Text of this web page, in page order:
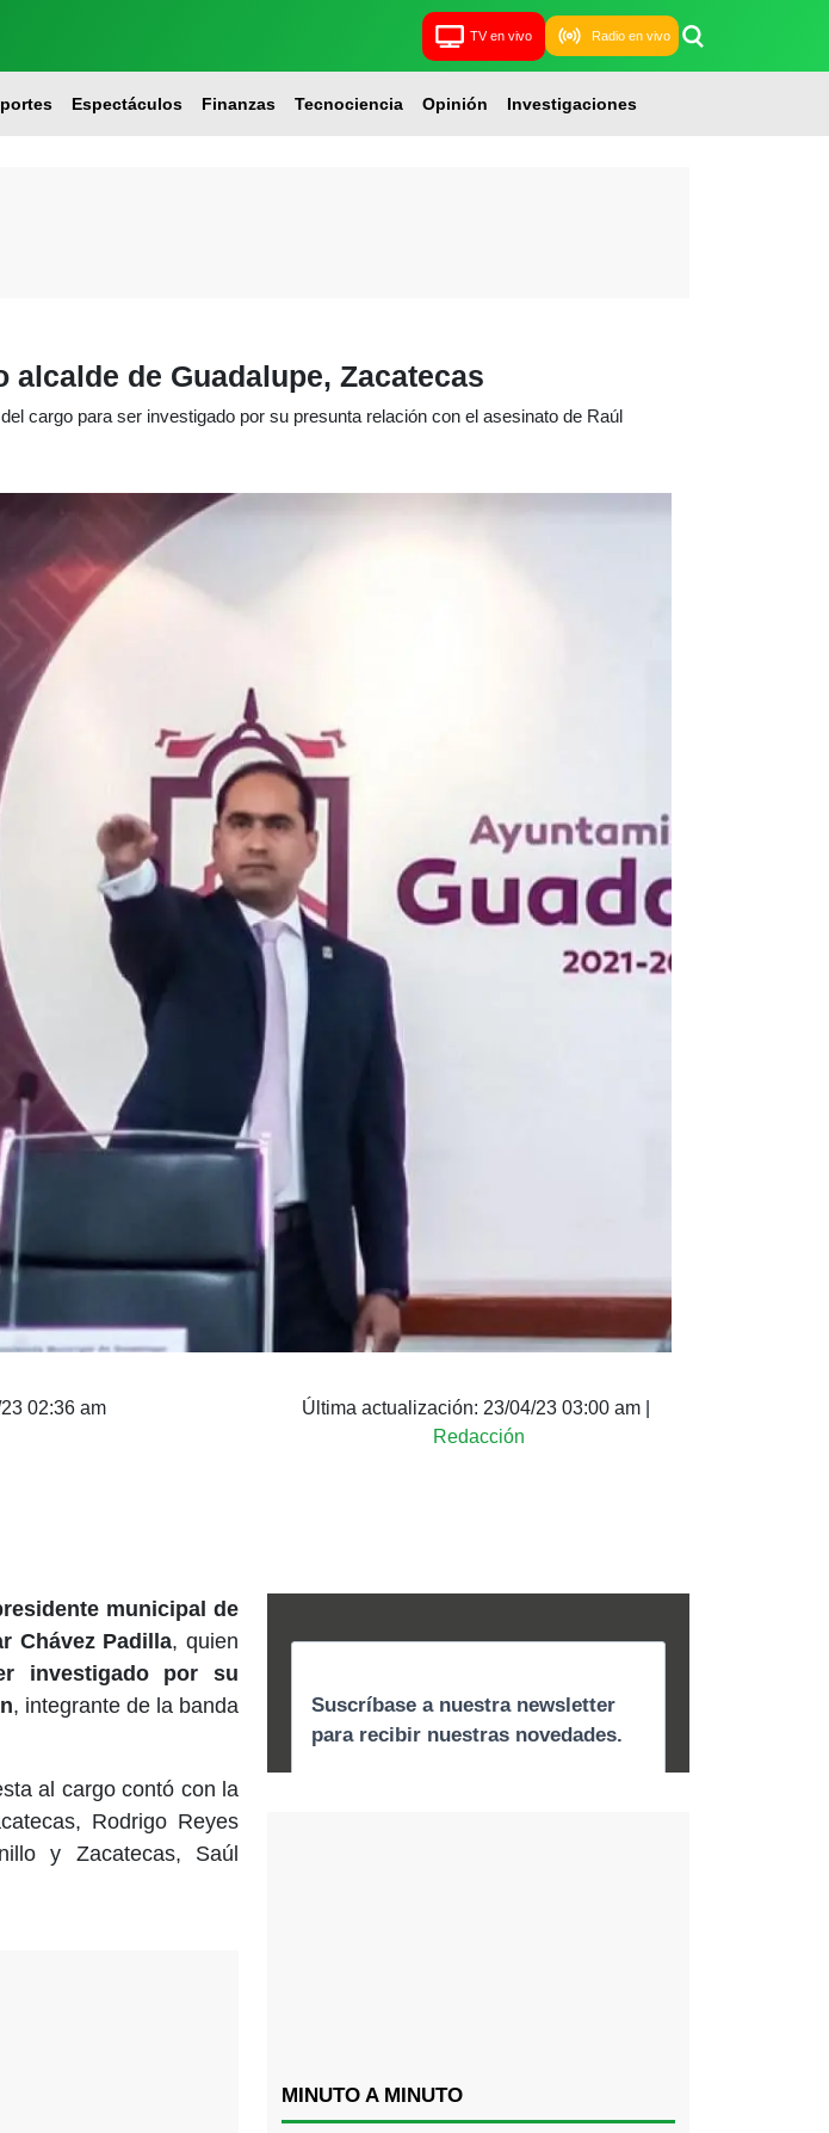
TV en vivo Radio en vivo
Espectáculos Finanzas Tecnociencia Opinión Investigaciones
de Guadalupe, Zacatecas
cargo para ser investigado por su presunta relación con el asesinato de Raúl
02:36 am Última actualización: 23/04/23 03:00 am
Redacción
municipal de
Chávez Padilla, quien
investigado por su
, integrante de la banda
al cargo contó con la
Rodrigo Reyes
y Zacatecas, Saúl
MINUTO A MINUTO